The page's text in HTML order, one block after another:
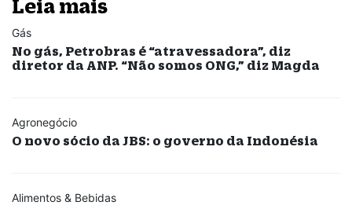
Leia mais
Gás
No gás, Petrobras é “atravessadora”, diz
diretor da ANP. “Não somos ONG,” diz Magda
Agronegócio
O novo sócio da JBS: o governo da Indonésia
Alimentos & Bebidas